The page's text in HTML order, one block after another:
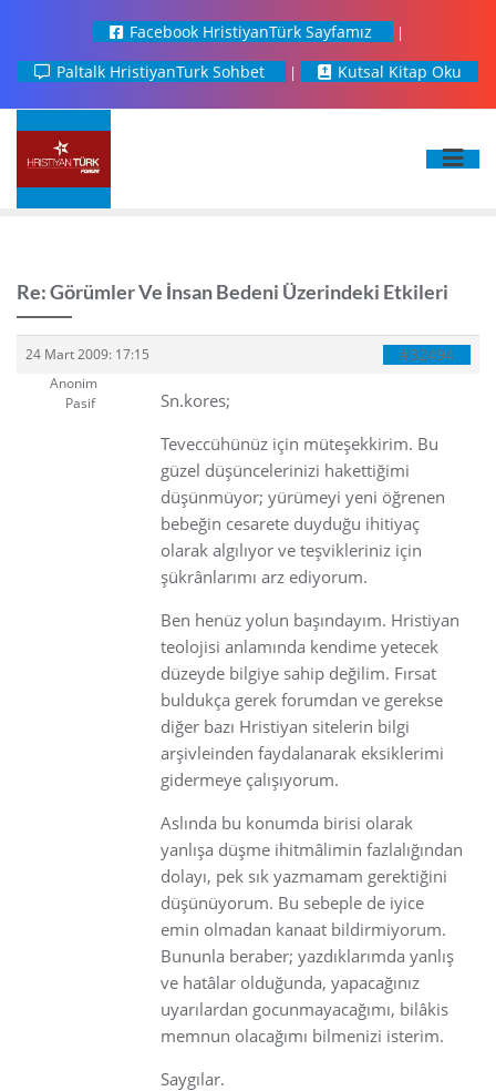
Facebook HristiyanTürk Sayfamız
Paltalk HristiyanTurk Sohbet
Kutsal Kitap Oku
Re: Görümler Ve İnsan Bedeni Üzerindeki Etkileri
24 Mart 2009: 17:15 #32494
Anonim
Pasif
Sn.kores;
Teveccühünüz için müteşekkirim. Bu
güzel düşüncelerinizi hakettiğimi
düşünmüyor; yürümeyi yeni öğrenen
bebeğin cesarete duyduğu ihitiyaç
olarak algılıyor ve teşvikleriniz için
şükrânlarımı arz ediyorum.
Ben henüz yolun başındayım. Hristiyan
teolojisi anlamında kendime yetecek
düzeyde bilgiye sahip değilim. Fırsat
buldukça gerek forumdan ve gerekse
diğer bazı Hristiyan sitelerin bilgi
arşivleinden faydalanarak eksiklerimi
gidermeye çalışıyorum.
Aslında bu konumda birisi olarak
yanlışa düşme ihitmâlimin fazlalığından
dolayı, pek sık yazmamam gerektiğini
düşünüyorum. Bu sebeple de iyice
emin olmadan kanaat bildirmiyorum.
Bununla beraber; yazdıklarımda yanlış
ve hatâlar olduğunda, yapacağınız
uyarılardan gocunmayacağımı, bilâkis
memnun olacağımı bilmenizi isterim.
Saygılar.